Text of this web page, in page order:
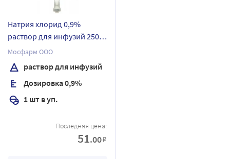
Натрия хлорид 0,9%
раствор для инфузий 250
мл упаковка без упаковки
контейнер 1 шт.
Мосфарм ООО
раствор для инфузий
Дозировка 0,9%
1 шт в уп.
Последняя цена:
51.00₽